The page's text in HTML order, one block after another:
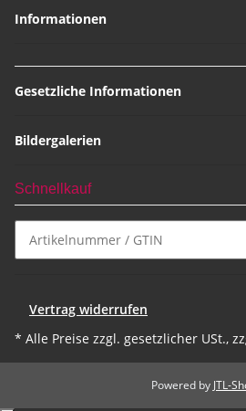
Informationen
Gesetzliche Informationen
Bildergalerien
Schnellkauf
Vertrag widerrufen
* Alle Preise zzgl. gesetzlicher USt.,
Powered by JTL-